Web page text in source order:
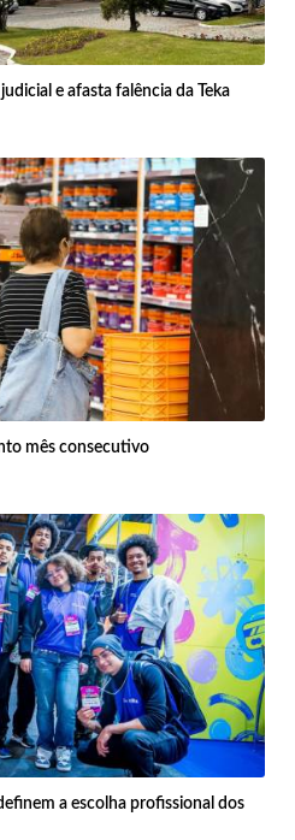
e afasta falência da Teka
mês consecutivo
a escolha profissional dos